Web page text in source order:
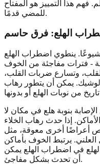
فهم هذا التمييز هو المفتاح
للمضي قدمًا.
الهلع: فرق حاسم
ينطوي اضطراب الهلع
- فترات مفاجئة من الخوف
وتسارع ضربات القلب،
يمكن أن يتطور رهاب
بنوبة هلع في مكان لا
إذا حدث رهاب الخلاء
أعراضًا أخرى معوقة، مثل
يرتبط الخوف بأماكن
في اضطراب الهلع يمكن
أن تحدث بشكل مفاجئ.